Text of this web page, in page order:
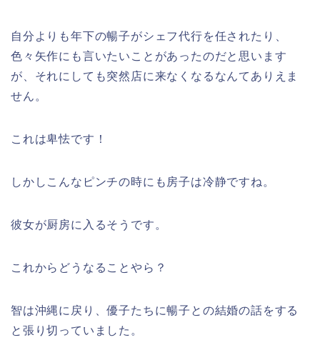
自分よりも年下の暢子がシェフ代行を任されたり、
色々矢作にも言いたいことがあったのだと思います
が、それにしても突然店に来なくなるなんてありえま
せん。
これは卑怯です！
しかしこんなピンチの時にも房子は冷静ですね。
彼女が厨房に入るそうです。
これからどうなることやら？
智は沖縄に戻り、優子たちに暢子との結婚の話をする
と張り切っていました。